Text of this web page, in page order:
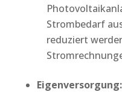
Strombedarf
reduziert
Eigenversorgung: